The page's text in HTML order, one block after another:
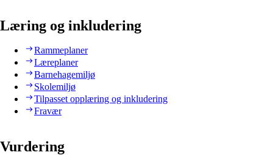
Læring og inkludering
Rammeplaner
Læreplaner
Barnehagemiljø
Skolemiljø
Tilpasset opplæring og inkludering
Fravær
Vurdering